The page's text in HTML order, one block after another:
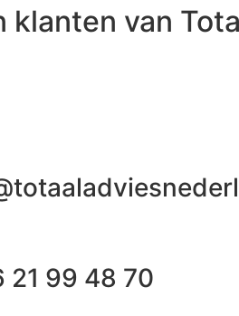
klanten van
21 99 48 70